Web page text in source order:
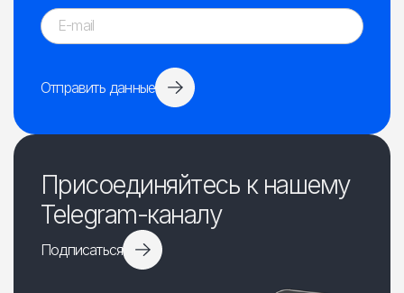
Отправить данные
Присоединяйтесь к нашему
Telegram-каналу
Подписаться